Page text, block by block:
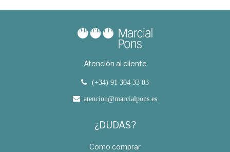
Atención al cliente
(+34) 91 304 33 03
atencion@marcialpons.es
¿DUDAS?
Como comprar